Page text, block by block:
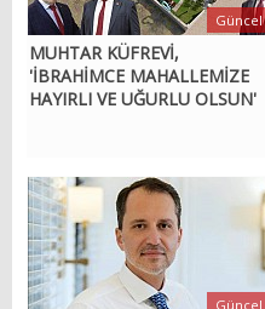
MUHTAR KÜFREVİ,
'İBRAHİMCE MAHALLEMİZE
HAYIRLI VE UĞURLU OLSUN'
Güncel
Güncel